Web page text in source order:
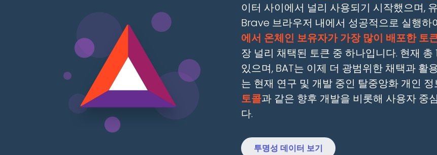
이터 사이에서 널리 사용되기 시작했으며,
Brave 브라우저 내에서 성공적으로 실행하
에서 온체인 보유자가 가장 많이 배포한 토
장 널리 채택된 토큰 중 하나입니다. 현재
있으며, BAT는 이제 더 광범위한 채택과 활
는 현재 연구 및 개발 중인 탈중앙화 개인
토콜과 같은 향후 개발을 비롯해 사용자 중
다.
투명성 데이터 보기